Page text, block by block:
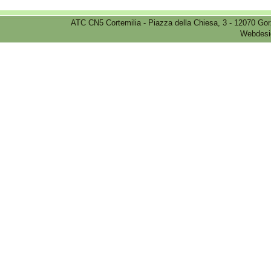
ATC CN5 Cortemilia - Piazza della Chiesa, 3 - 12070